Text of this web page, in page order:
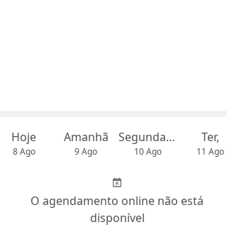
Hoje
8 Ago
Amanhã
9 Ago
Segunda-feira
10 Ago
Ter,
11 Ago
O agendamento online não está
disponível